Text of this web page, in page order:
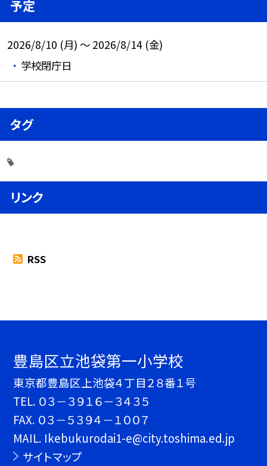
予定
2026/8/10 (月) ～ 2026/8/14 (金)
学校閉庁日
タグ
リンク
RSS
豊島区立池袋第一小学校
東京都豊島区上池袋４丁目２８番１号
TEL. ０３－３９１６－３４３５
FAX. ０３－５３９４－１００７
MAIL. Ikebukurodai1-e@city.toshima.ed.jp
サイトマップ